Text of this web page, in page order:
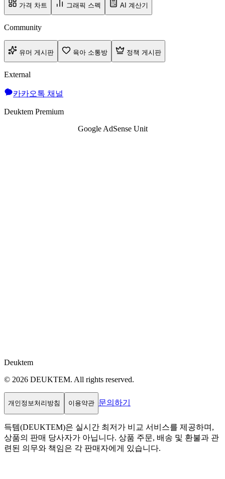
가격 차트 그래픽 스펙 AI 계산기
Community
유머 게시판 육아 소통방 정책 게시판
External
카카오톡 채널
Deuktem Premium
Google AdSense Unit
Deuktem
© 2026 DEUKTEM. All rights reserved.
개인정보처리방침 이용약관 문의하기
득템(DEUKTEM)은 실시간 최저가 비교 서비스를 제공하며,
상품의 판매 당사자가 아닙니다. 상품 주문, 배송 및 환불과 관
련된 의무와 책임은 각 판매자에게 있습니다.